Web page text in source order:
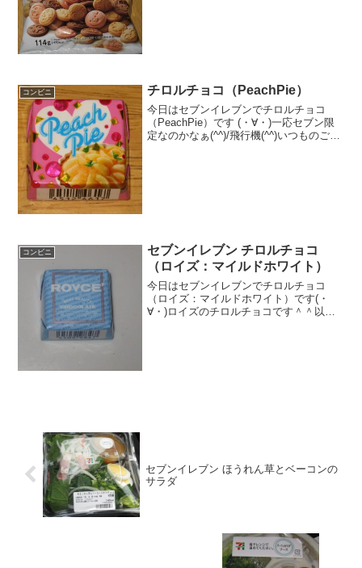
コンビニ チロルチョコ（PeachPie）
今日はセブンイレブンでチロルチョコ
（PeachPie）です (・∀・)一応セブン限
定なのかなぁ(^^)/飛行機(^^)いつものごと
コンビニ
セブンイレブン チロルチョコ
（ロイズ：マイルドホワイト）
今日はセブンイレブンでチロルチョコ
（ロイズ：マイルドホワイト）です(・
∀・)ロイズのチロルチョコです＾＾以前
セブンイレブン ほうれん草とベーコンの
サラダ